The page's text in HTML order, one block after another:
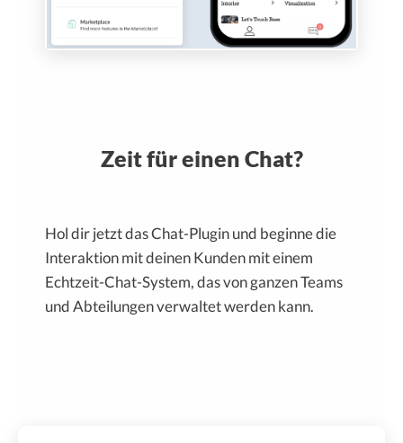
Zeit für einen Chat?
Hol dir jetzt das Chat-Plugin und beginne die
Interaktion mit deinen Kunden mit einem
Echtzeit-Chat-System, das von ganzen Teams
und Abteilungen verwaltet werden kann.